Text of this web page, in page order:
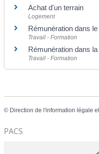
Achat d'un terrain
Logement
Rémunération dans
Travail - Formation
Rémunération dans
Travail - Formation
© Direction de l'information légale
PACS